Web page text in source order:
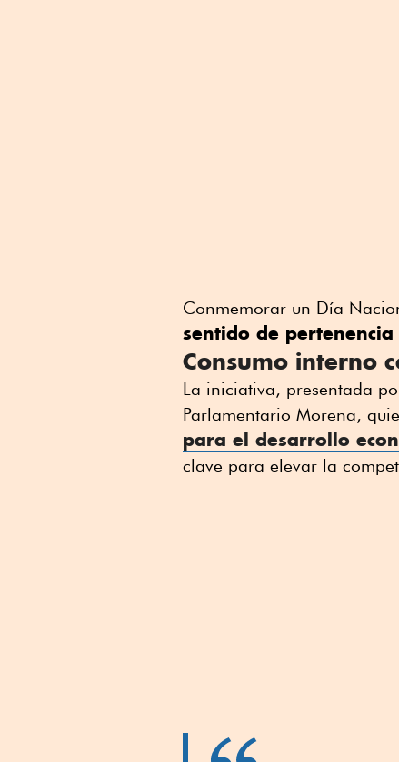
Conmemorar un Día
sentido de pertenencia
Consumo interno
La iniciativa, presentada
Parlamentario Morena,
para el desarrollo
clave para elevar la